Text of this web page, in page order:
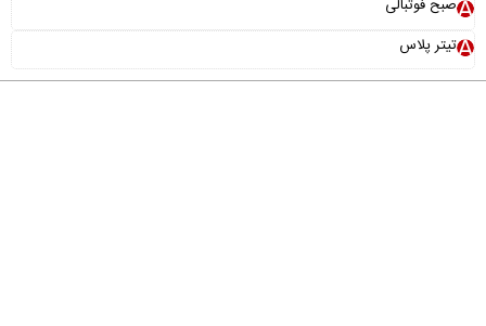
صبح فوتبالی
تیتر پلاس